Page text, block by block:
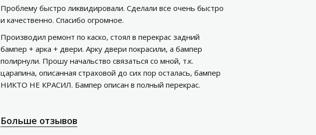
Проблему быстро ликвидировали. Сделали все очень быстро
и качественно. Спасибо огромное.
Производил ремонт по каско, стоял в перекрас задний
бампер + арка + двери. Арку двери покрасили, а бампер
полирнули. Прошу начальство связаться со мной, т.к.
царапина, описанная страховой до сих пор осталась, бампер
НИКТО НЕ КРАСИЛ. Бампер описан в полный перекрас.
Больше отзывов